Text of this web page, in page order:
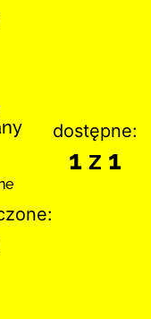
dostępne:
1 z 1